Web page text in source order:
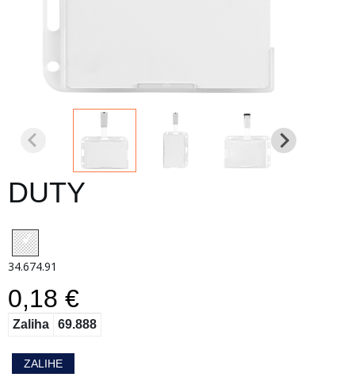
DUTY
34.674.91
0,18 €
Zaliha 69.888
ZALIHE